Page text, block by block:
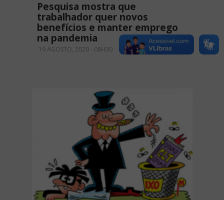
Pesquisa mostra que
trabalhador quer novos
benefícios e manter emprego
na pandemia
19 AGOSTO, 2020 - 08H30